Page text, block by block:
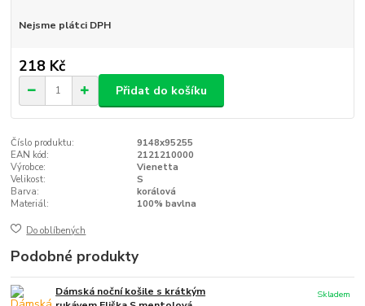
Nejsme plátci DPH
218 Kč
Přidat do košíku
Číslo produktu:
9148x95255
EAN kód:
2121210000
Výrobce:
Vienetta
Velikost:
S
Barva:
korálová
Materiál:
100% bavlna
Do oblíbených
Podobné produkty
Dámská noční košile s krátkým
Skladem